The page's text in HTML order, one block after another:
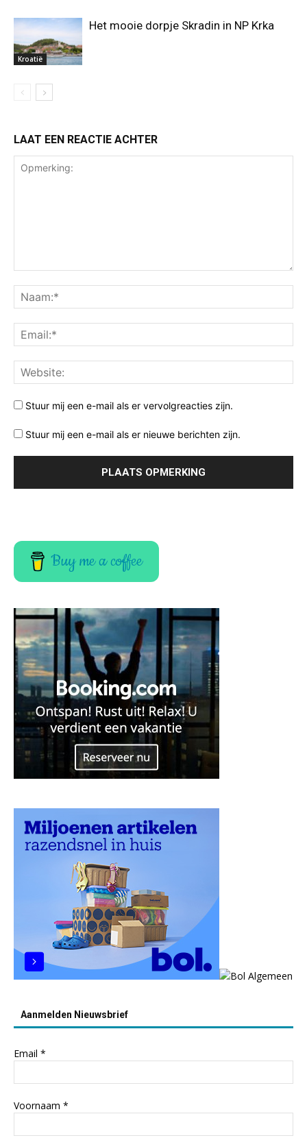
Kroatië
Het mooie dorpje Skradin in NP Krka
LAAT EEN REACTIE ACHTER
Stuur mij een e-mail als er vervolgreacties zijn.
Stuur mij een e-mail als er nieuwe berichten zijn.
Buy me a coffee
Aanmelden Nieuwsbrief
Email *
Voornaam *